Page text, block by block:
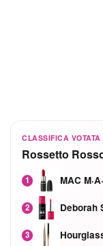
CLASSIFICA
Rossetto
1 MAC
2 Deborah
3